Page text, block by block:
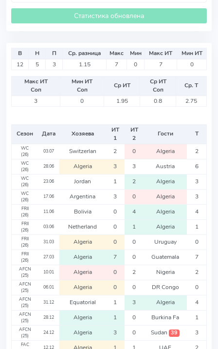
Статистика обновлена
В Н П Ср. разница Макс Мин Макс ИТ
Мин ИТ
12
5 3 1.15 7 0 7 0
Макс ИТ
Соп
Мин ИТ
Соп
Ср ИТ
Ср ИТ
Соп
Ср. Т
3
0 1.95 0.8 2.75
Сезон Дата Хозяева
ИТ
1
ИТ
2
Гости Т
WC
(26)
03.07 Switzerlan 2 0 Algeria 2
WC
(26)
28.06 Algeria 3 3 Austria 6
WC
(26)
23.06 Jordan 1 2 Algeria 3
WC
(26)
17.06 Argentina 3 0 Algeria 3
FRII
(26)
11.06 Bolivia 0 4 Algeria 4
FRII
(26)
03.06 Netherland 0 1 Algeria 1
FRII
(26)
31.03 Algeria 0 0 Uruguay 0
FRII
(26)
27.03 Algeria 7 0 Guatemala 7
AFCN
(25)
10.01 Algeria 0 2 Nigeria 2
AFCN
(25)
06.01 Algeria 0 0 DR Congo 0
AFCN
(25)
31.12 Equatorial 1 3 Algeria 4
AFCN
(25)
28.12 Algeria 1 0 Burkina Fa 1
AFCN
(25)
24.12 Algeria 3 0 Sudan 39 3
FAC
12.12